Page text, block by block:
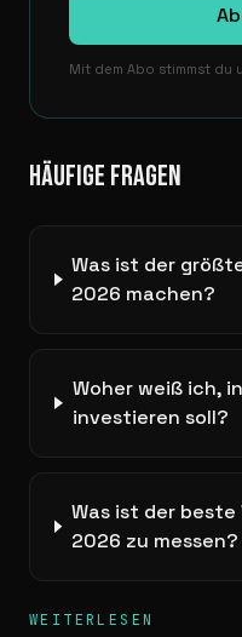
Mit dem Abo stimmst du
HÄUFIGE FRAGEN
Was ist der
2026 machen?
Woher weiß ich,
investieren soll?
Was ist der beste
2026 zu messen?
WEITERLESEN